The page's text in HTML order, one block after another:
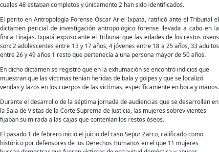
cuales 48 estaban completos y únicamente 2 han sido identificados.
El perito en Antropología Forense Óscar Ariel Ixpatá, ratificó ante el Tribunal el
dictamen pericial de investigación antropológico forense llevada a cabo en la
finca Tinajas. Ixpatá expuso ante el Tribunal que las edades de los restos óseos
son: 2 adolescentes entre 13 y 17 años, 4 jóvenes entre 18 a 25 años, 33 adultos
entre 26 y 49 años 1 resto que pertenecía a una persona mayor de 50 años.
En dicho dictamen se registró que en la exhumación se encontró indicios que
muestran que las víctimas tenían heridas de bala y golpes y que se localizó
vendas y lazos en los cuerpos de las víctimas, específicamente en boca y manos.
Durante el desarrollo de la séptima jornada de audiencias que se desarrollan en
la Sala de Vistas de la Corte Suprema de Justicia, las mujeres sobrevivientes
fijaban su mirada a las cajas que contenían los restos óseos.
El pasado 1 de febrero inició el juicio del caso Sepur Zarco, calificado como
histórico por defensores de los Derechos Humanos en el que 11 mujeres